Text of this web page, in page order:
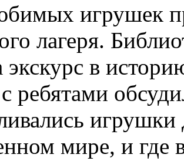
игрушек
лагеря.
экскурс в
ребятами
мире, и где